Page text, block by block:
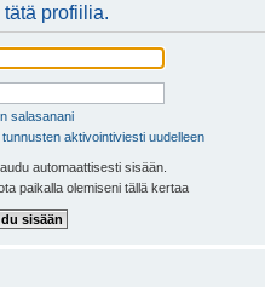
profiilia.
salasanani
tunnusten aktivointiviesti uudelleen
automaattisesti sisään.
paikalla olemiseni tällä kertaa